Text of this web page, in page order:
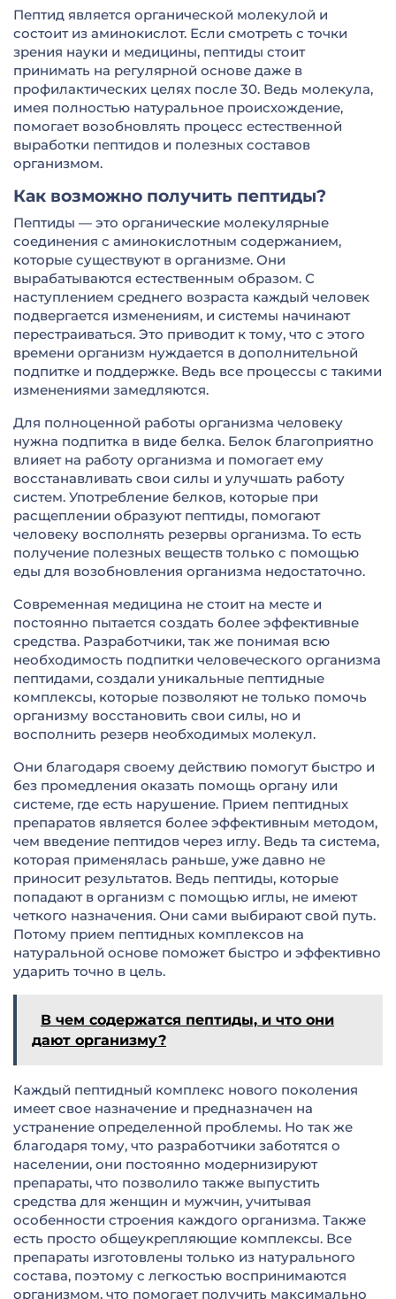
Пептид является органической молекулой и
состоит из аминокислот. Если смотреть с точки
зрения науки и медицины, пептиды стоит
принимать на регулярной основе даже в
профилактических целях после 30. Ведь молекула,
имея полностью натуральное происхождение,
помогает возобновлять процесс естественной
выработки пептидов и полезных составов
организмом.
Как возможно получить пептиды?
Пептиды — это органические молекулярные
соединения с аминокислотным содержанием,
которые существуют в организме. Они
вырабатываются естественным образом. С
наступлением среднего возраста каждый человек
подвергается изменениям, и системы начинают
перестраиваться. Это приводит к тому, что с этого
времени организм нуждается в дополнительной
подпитке и поддержке. Ведь все процессы с такими
изменениями замедляются.
Для полноценной работы организма человеку
нужна подпитка в виде белка. Белок благоприятно
влияет на работу организма и помогает ему
восстанавливать свои силы и улучшать работу
систем. Употребление белков, которые при
расщеплении образуют пептиды, помогают
человеку восполнять резервы организма. То есть
получение полезных веществ только с помощью
еды для возобновления организма недостаточно.
Современная медицина не стоит на месте и
постоянно пытается создать более эффективные
средства. Разработчики, так же понимая всю
необходимость подпитки человеческого организма
пептидами, создали уникальные пептидные
комплексы, которые позволяют не только помочь
организму восстановить свои силы, но и
восполнить резерв необходимых молекул.
Они благодаря своему действию помогут быстро и
без промедления оказать помощь органу или
системе, где есть нарушение. Прием пептидных
препаратов является более эффективным методом,
чем введение пептидов через иглу. Ведь та система,
которая применялась раньше, уже давно не
приносит результатов. Ведь пептиды, которые
попадают в организм с помощью иглы, не имеют
четкого назначения. Они сами выбирают свой путь.
Потому прием пептидных комплексов на
натуральной основе поможет быстро и эффективно
ударить точно в цель.
В чем содержатся пептиды, и что они
дают организму?
Каждый пептидный комплекс нового поколения
имеет свое назначение и предназначен на
устранение определенной проблемы. Но так же
благодаря тому, что разработчики заботятся о
населении, они постоянно модернизируют
препараты, что позволило также выпустить
средства для женщин и мужчин, учитывая
особенности строения каждого организма. Также
есть просто общеукрепляющие комплексы. Все
препараты изготовлены только из натурального
состава, поэтому с легкостью воспринимаются
организмом, что помогает получить максимально